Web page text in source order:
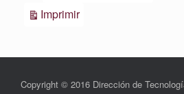
ImprimirVistas
Copyright © 2016 Dirección de